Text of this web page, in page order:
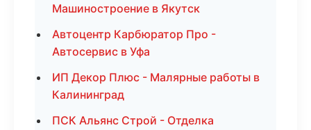
Машиностроение в Якутск
Автоцентр Карбюратор Про -
Автосервис в Уфа
ИП Декор Плюс - Малярные работы в
Калининград
ПСК Альянс Строй - Отделка